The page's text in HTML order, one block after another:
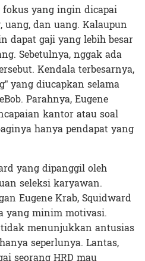
fokus yang ingin dicapai
uang, dan uang. Kalaupun
dapat gaji yang lebih besar
Sebetulnya, nggak ada
Kendala terbesarnya,
yang diucapkan selama
Parahnya, Eugene
kantor atau soal
hanya pendapat yang
yang dipanggil oleh
seleksi karyawan.
Eugene Krab, Squidward
yang minim motivasi.
menunjukkan antusias
seperlunya. Lantas,
seorang HRD mau